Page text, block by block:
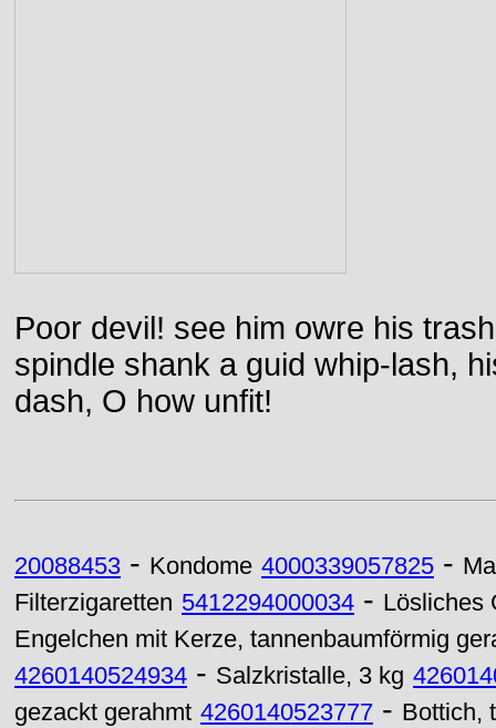
Poor devil! see him owre his
spindle shank a guid whip-lash,
dash, O how unfit!
20088453 - Kondome 4000339057825 -
Filterzigaretten 5412294000034 - Lösliches
Engelchen mit Kerze, tannenbaumförmig
4260140524934 - Salzkristalle, 3 kg
gezackt gerahmt 4260140523777 - Bottich,